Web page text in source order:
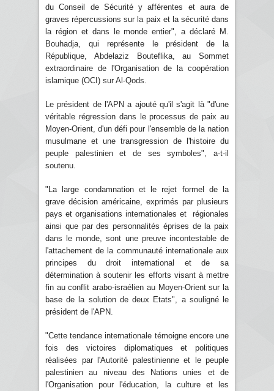
du Conseil de Sécurité y afférentes et aura de
graves répercussions sur la paix et la sécurité dans
la région et dans le monde entier", a déclaré M.
Bouhadja, qui représente le président de la
République, Abdelaziz Bouteflika, au Sommet
extraordinaire de l'Organisation de la coopération
islamique (OCI) sur Al-Qods.
Le président de l'APN a ajouté qu'il s'agit là "d'une
véritable régression dans le processus de paix au
Moyen-Orient, d'un défi pour l'ensemble de la nation
musulmane et une transgression de l'histoire du
peuple palestinien et de ses symboles", a-t-il
soutenu.
"La large condamnation et le rejet formel de la
grave décision américaine, exprimés par plusieurs
pays et organisations internationales et régionales
ainsi que par des personnalités éprises de la paix
dans le monde, sont une preuve incontestable de
l'attachement de la communauté internationale aux
principes du droit international et de sa
détermination à soutenir les efforts visant à mettre
fin au conflit arabo-israélien au Moyen-Orient sur la
base de la solution de deux Etats", a souligné le
président de l'APN.
"Cette tendance internationale témoigne encore une
fois des victoires diplomatiques et politiques
réalisées par l'Autorité palestinienne et le peuple
palestinien au niveau des Nations unies et de
l'Organisation pour l'éducation, la culture et les